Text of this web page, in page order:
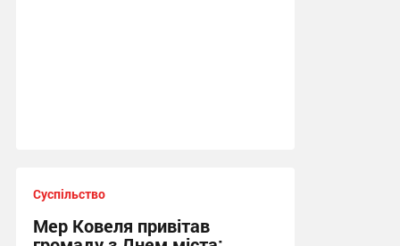
Суспільство
Мер Ковеля привітав